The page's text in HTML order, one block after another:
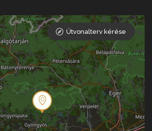
Útvonalterv kérése